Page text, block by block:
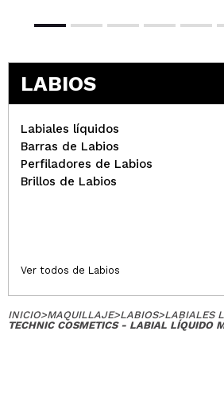
LABIOS
Labiales líquidos
Barras de Labios
Perfiladores de Labios
Brillos de Labios
Ver todos de Labios
INICIO>MAQUILLAJE>LABIOS>LABIALES
TECHNIC COSMETICS - LABIAL LÍQUIDO